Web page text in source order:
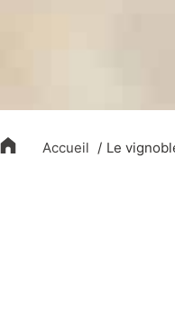
Accueil Le